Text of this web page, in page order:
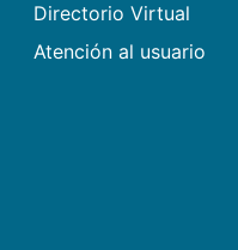
Directorio Virtual
Atención al usuario